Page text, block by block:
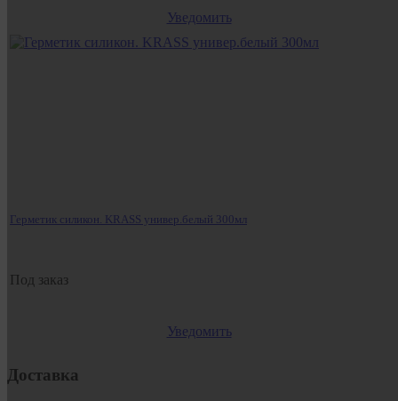
Уведомить
Герметик силикон. KRASS универ.белый 300мл
Под заказ
Уведомить
Доставка